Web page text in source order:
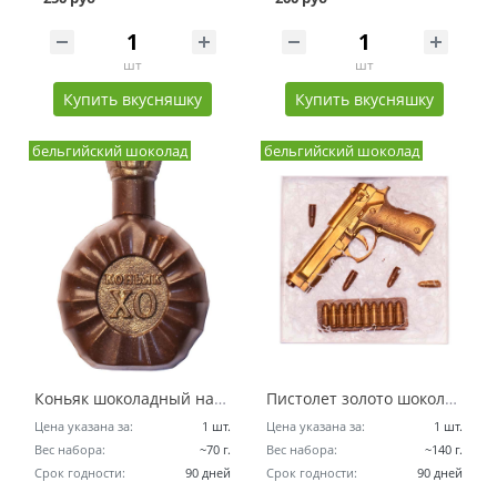
шт
Купить вкусняшку
шт
Купить вкусняшку
бельгийский шоколад
Коньяк шоколадный набор
Цена указана за:
1 шт.
Вес набора:
~70 г.
Срок годности:
90 дней
бельгийский шоколад
Пистолет золото шоколадный набор
Цена указана за:
1 шт.
Вес набора:
~140 г.
Срок годности:
90 дней